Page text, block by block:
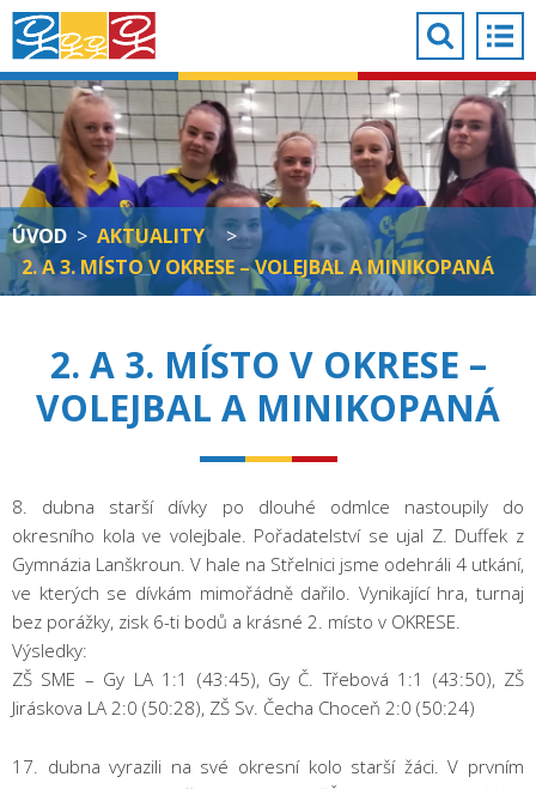
ÚVOD > AKTUALITY
>
2. A 3. MÍSTO V OKRESE – VOLEJBAL A MINIKOPANÁ
2. A 3. MÍSTO V OKRESE –
VOLEJBAL A MINIKOPANÁ
8. dubna starší dívky po dlouhé odmlce nastoupily do
okresního kola ve volejbale. Pořadatelství se ujal Z. Duffek z
Gymnázia Lanškroun. V hale na Střelnici jsme odehráli 4 utkání,
ve kterých se dívkám mimořádně dařilo. Vynikající hra, turnaj
bez porážky, zisk 6-ti bodů a krásné 2. místo v OKRESE.
Výsledky:
ZŠ SME – Gy LA 1:1 (43:45), Gy Č. Třebová 1:1 (43:50), ZŠ
Jiráskova LA 2:0 (50:28), ZŠ Sv. Čecha Choceň 2:0 (50:24)
17. dubna vyrazili na své okresní kolo starší žáci. V prvním